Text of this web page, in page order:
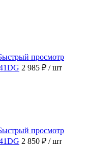
просмотр
2 985 ₽ / шт
просмотр
2 850 ₽ / шт